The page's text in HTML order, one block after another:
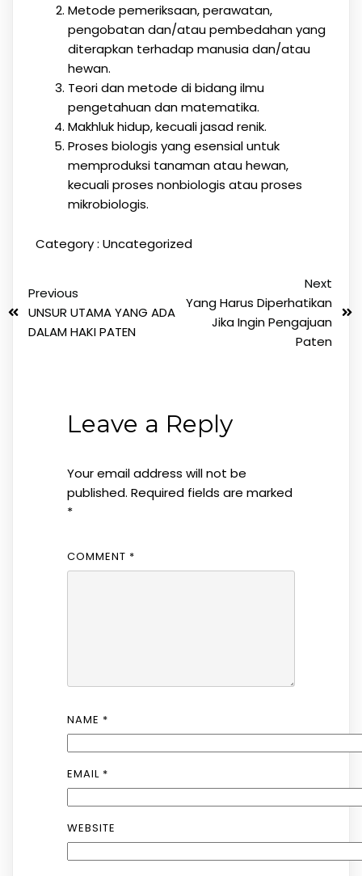
Metode pemeriksaan, perawatan,
pengobatan dan/atau pembedahan yang
diterapkan terhadap manusia dan/atau
hewan.
Teori dan metode di bidang ilmu
pengetahuan dan matematika.
Makhluk hidup, kecuali jasad renik.
Proses biologis yang esensial untuk
memproduksi tanaman atau hewan,
kecuali proses nonbiologis atau proses
mikrobiologis.
Category : Uncategorized
Previous
UNSUR UTAMA YANG ADA
DALAM HAKI PATEN
Next
Yang Harus Diperhatikan
Jika Ingin Pengajuan
Paten
Leave a Reply
Your email address will not be
published. Required fields are marked
*
COMMENT *
NAME *
EMAIL *
WEBSITE